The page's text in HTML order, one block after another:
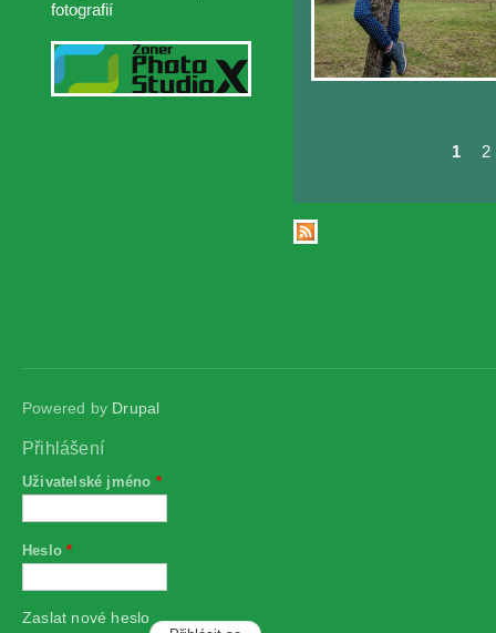
fotografií
1 2
Powered by Drupal
Přihlášení
Uživatelské jméno *
Heslo*
Zaslat nové heslo